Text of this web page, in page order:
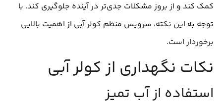
کمک کند و از بروز مشکلات جدی‌تر در آینده جلوگیری کند. با
توجه به این نکته، سرویس منظم کولر آبی از اهمیت بالایی
برخوردار است.
نکات نگهداری از کولر آبی
استفاده از آب تمیز